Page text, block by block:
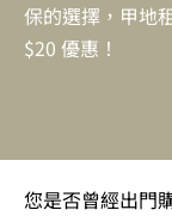
保的選擇，甲地
$20 優惠！
您是否曾經出門